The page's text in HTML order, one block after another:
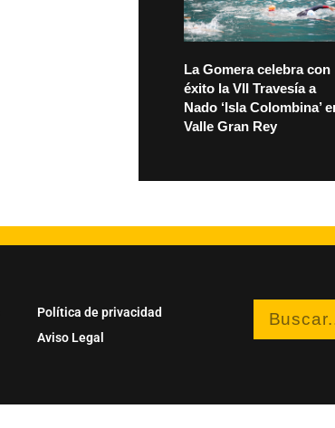
La Gomera celebra con
éxito la VII Travesía a
Nado ‘Isla Colombina’
Valle Gran Rey
Política de privacidad
Aviso Legal